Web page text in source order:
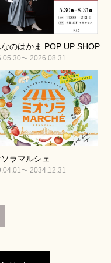
のはかま POP UP SHOP
〜 2026.08.31
ソラマルシェ
〜 2034.12.31